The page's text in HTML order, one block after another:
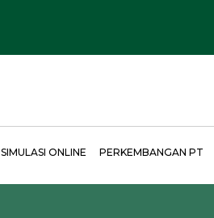
SIMULASI ONLINE PERKEMBANGAN PT